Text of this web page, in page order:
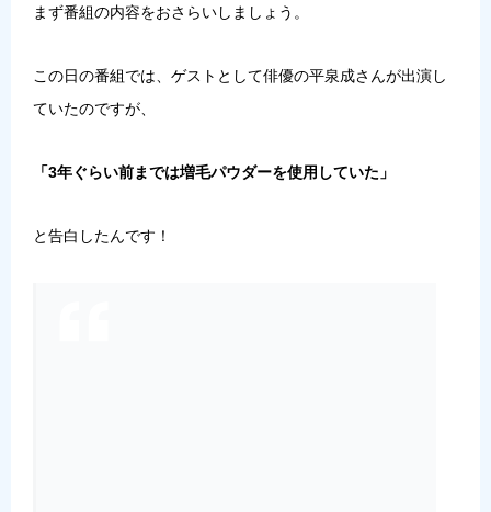
まず番組の内容をおさらいしましょう。
この日の番組では、ゲストとして俳優の平泉成さんが出演し
ていたのですが、
「3年ぐらい前までは増毛パウダーを使用していた」
と告白したんです！